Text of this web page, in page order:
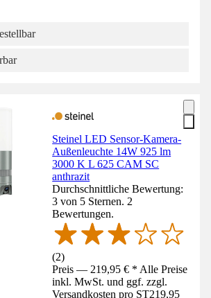
Steinel LED Sensor-Kamera-
Außenleuchte 14W 925 lm
3000 K L 625 CAM SC
anthrazit
Durchschnittliche Bewertung:
3 von 5 Sternen. 2
Bewertungen.
(2)
Preis — 219,95 € * Alle Preise
inkl. MwSt. und ggf. zzgl.
Versandkosten pro ST219,95